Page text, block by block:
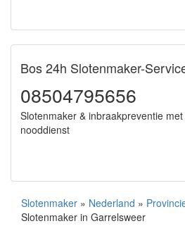
Bos 24h Slotenmaker-
08504795656
Slotenmaker & inbraakpreventie
nooddienst
Slotenmaker » Nederland »
Slotenmaker in Garrelsweer